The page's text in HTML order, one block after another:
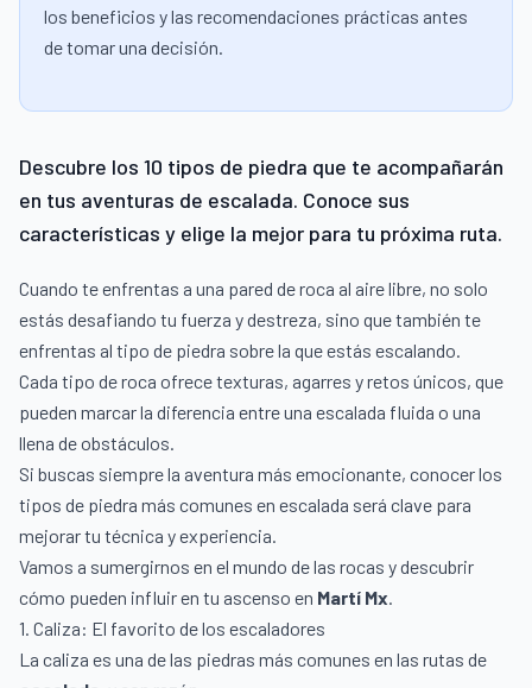
los beneficios y las recomendaciones prácticas antes
de tomar una decisión.
Descubre los 10 tipos de piedra que te acompañarán
en tus aventuras de escalada. Conoce sus
características y elige la mejor para tu próxima ruta.
Cuando te enfrentas a una pared de roca al aire libre, no solo
estás desafiando tu fuerza y destreza, sino que también te
enfrentas al tipo de piedra sobre la que estás escalando.
Cada tipo de roca ofrece texturas, agarres y retos únicos, que
pueden marcar la diferencia entre una escalada fluida o una
llena de obstáculos.
Si buscas siempre la aventura más emocionante, conocer los
tipos de piedra más comunes en escalada será clave para
mejorar tu técnica y experiencia.
Vamos a sumergirnos en el mundo de las rocas y descubrir
cómo pueden influir en tu ascenso en Martí Mx.
1. Caliza: El favorito de los escaladores
La caliza es una de las piedras más comunes en las rutas de